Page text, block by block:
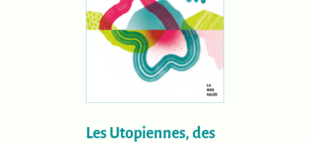
Les Utopiennes, des